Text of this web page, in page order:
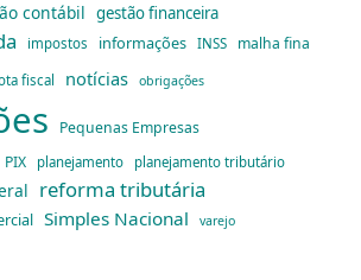
contábil gestão financeira
impostos informações INSS malha fina
fiscal notícias obrigações
Pequenas Empresas
PIX planejamento planejamento tributário
reforma tributária
Simples Nacional varejo